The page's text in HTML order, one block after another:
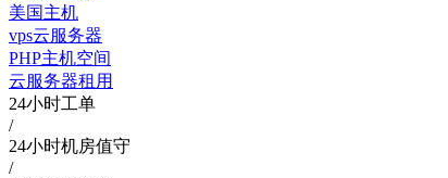
美国主机
vps云服务器
PHP主机空间
云服务器租用
24小时工单
/
24小时机房值守
/